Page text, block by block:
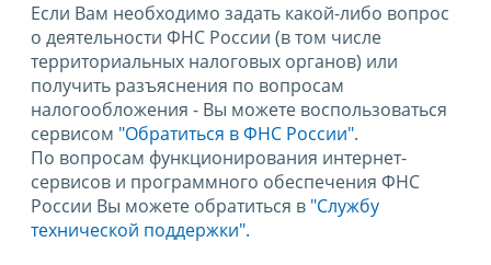
Если Вам необходимо задать какой-либо вопрос
о деятельности ФНС России (в том числе
территориальных налоговых органов) или
получить разъяснения по вопросам
налогообложения - Вы можете воспользоваться
сервисом "Обратиться в ФНС России".
По вопросам функционирования интернет-
сервисов и программного обеспечения ФНС
России Вы можете обратиться в "Службу
технической поддержки".